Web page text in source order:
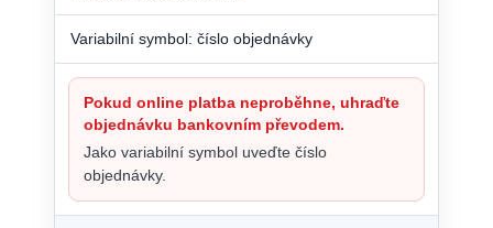
Variabilní symbol: číslo objednávky
Pokud online platba neproběhne, uhraďte
objednávku bankovním převodem.
Jako variabilní symbol uveďte číslo
objednávky.